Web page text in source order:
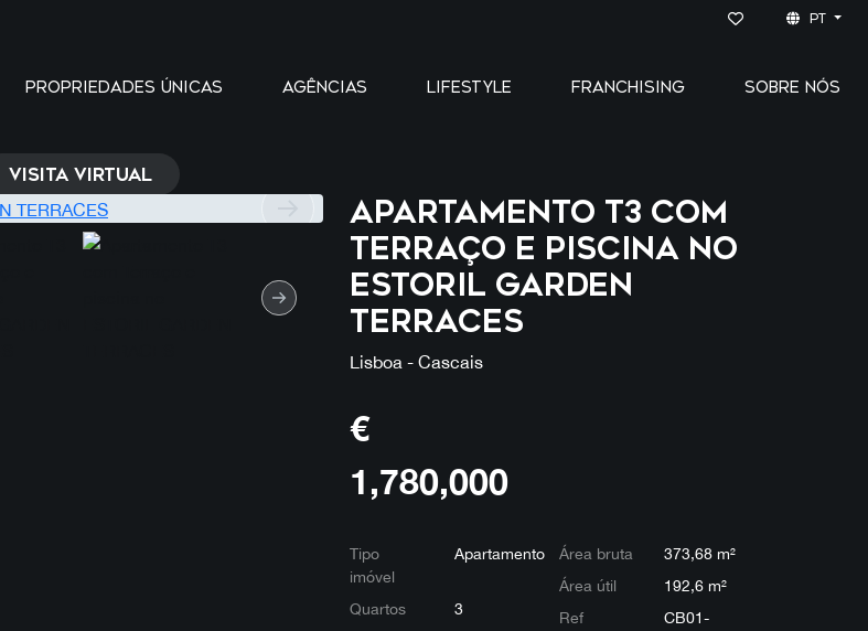
PT
PROPRIEDADES ÚNICAS AGÊNCIAS LIFESTYLE FRANCHISING SOBRE NÓS
VISITA VIRTUAL
Apartamento T3 com
Terraço e piscina no
ESTORIL GARDEN
TERRACES
Lisboa - Cascais
€
1,780,000
Tipo
imóvel
Apartamento
Quartos
3
Área bruta
373,68 m²
Área útil
192,6 m²
Ref
CB01-